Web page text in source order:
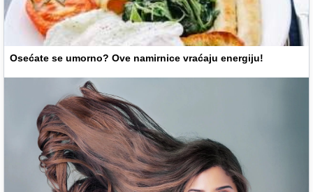
Osećate se umorno? Ove namirnice vraćaju energiju!